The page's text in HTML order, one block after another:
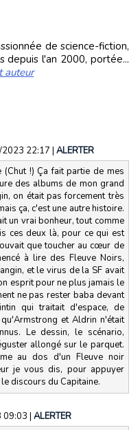
de science-fiction,
depuis l'an 2000, portée...
auteur
22:17 | ALERTER
!) Ça fait partie de mes
des albums de mon grand
on était pas forcement très
ça, c'est une autre histoire.
un vrai bonheur, tout comme
ces deux là, pour ce qui est
que toucher au cœur de
à lire des Fleuve Noirs,
et le virus de la SF avait
esprit pour ne plus jamais le
ne pas rester baba devant
qui traitait d'espace, de
et Aldrin n'était
Le dessin, le scénario,
allongé sur le parquet.
au dos d'un Fleuve noir
je vous dis, pour appuyer
discours du Capitaine.
09:03 | ALERTER